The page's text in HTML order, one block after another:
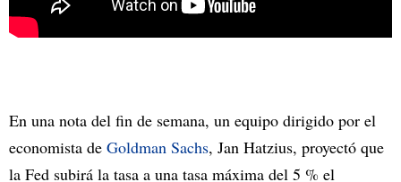
En una nota del fin de semana, un equipo dirigido por el
economista de Goldman Sachs, Jan Hatzius, proyectó que
la Fed subirá la tasa a una tasa máxima del 5 % el